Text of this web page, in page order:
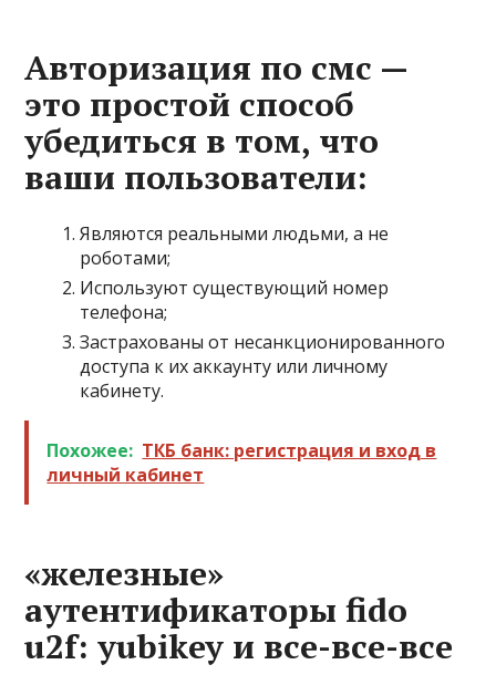
Авторизация по смс —
это простой способ
убедиться в том, что
ваши пользователи:
Являются реальными людьми, а не
роботами;
Используют существующий номер
телефона;
Застрахованы от несанкционированного
доступа к их аккаунту или личному
кабинету.
Похожее: ТКБ банк: регистрация и вход в
личный кабинет
«железные»
аутентификаторы fido
u2f: yubikey и все-все-все